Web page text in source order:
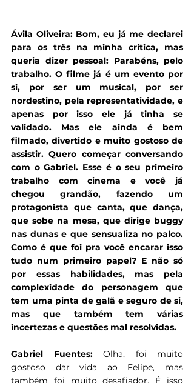
Ávila Oliveira: Bom, eu já me declarei
para os três na minha crítica, mas
queria dizer pessoal: Parabéns, pelo
trabalho. O filme já é um evento por
si, por ser um musical, por ser
nordestino, pela representatividade, e
apenas por isso ele já tinha se
validado. Mas ele ainda é bem
filmado, divertido e muito gostoso de
assistir. Quero começar conversando
com o Gabriel. Esse é o seu primeiro
trabalho com cinema e você já
chegou grandão, fazendo um
protagonista que canta, que dança,
que sobe na mesa, que dirige buggy
nas dunas e que sensualiza no palco.
Como é que foi pra você encarar isso
tudo num primeiro papel? E não só
por essas habilidades, mas pela
complexidade do personagem que
tem uma pinta de galã e seguro de si,
mas que também tem várias
incertezas e questões mal resolvidas.
Gabriel Fuentes: Olha, foi muito
gostoso dar vida ao Felipe, mas
também foi muito desafiador. É isso